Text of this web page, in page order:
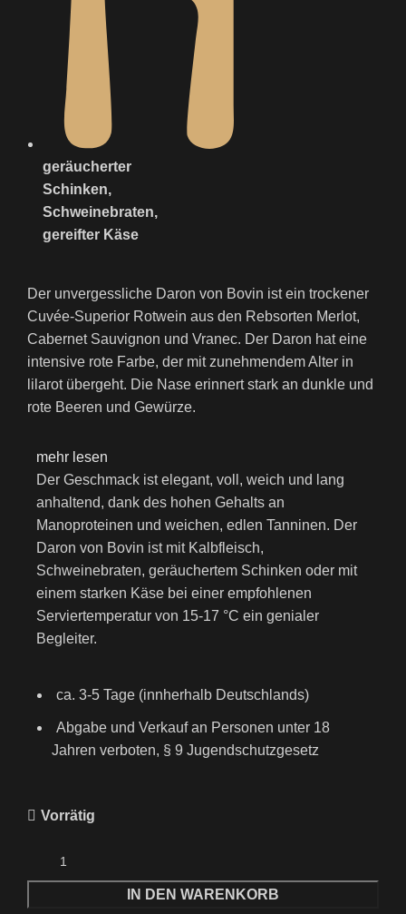
geräucherter
Schinken,
Schweinebraten,
gereifter Käse
Der unvergessliche Daron von Bovin ist ein trockener
Cuvée-Superior Rotwein aus den Rebsorten Merlot,
Cabernet Sauvignon und Vranec. Der Daron hat eine
intensive rote Farbe, der mit zunehmendem Alter in
lilarot übergeht. Die Nase erinnert stark an dunkle und
rote Beeren und Gewürze.
mehr lesen
Der Geschmack ist elegant, voll, weich und lang
anhaltend, dank des hohen Gehalts an
Manoproteinen und weichen, edlen Tanninen. Der
Daron von Bovin ist mit Kalbfleisch,
Schweinebraten, geräuchertem Schinken oder mit
einem starken Käse bei einer empfohlenen
Serviertemperatur von 15-17 °C ein genialer
Begleiter.
ca. 3-5 Tage (innherhalb Deutschlands)
Abgabe und Verkauf an Personen unter 18
Jahren verboten, § 9 Jugendschutzgesetz
Vorrätig
IN DEN WARENKORB